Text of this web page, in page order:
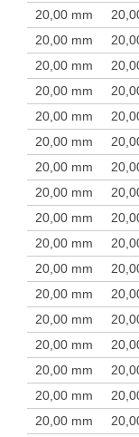
20,00 mm
20,00 mm
20,00 mm
20,00 mm
20,00 mm
20,00 mm
20,00 mm
20,00 mm
20,00 mm
20,00 mm
20,00 mm
20,00 mm
20,00 mm
20,00 mm
20,00 mm
20,00 mm
20,00 mm